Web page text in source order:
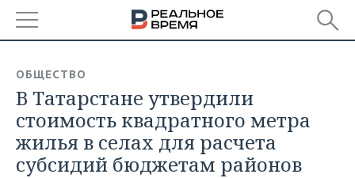
БАШКОРТОСТАН
ТАТАРСТАН
УДМУРТИЯ
НОВОСТИ
АНАЛИТИКА
НОВОСТИ АНАЛИТИКИ
ЭКОНОМИКА
ОБЩЕСТВО
В Татарстане утвердили
стоимость квадратного метра
жилья в селах для расчета
субсидий бюджетам районов